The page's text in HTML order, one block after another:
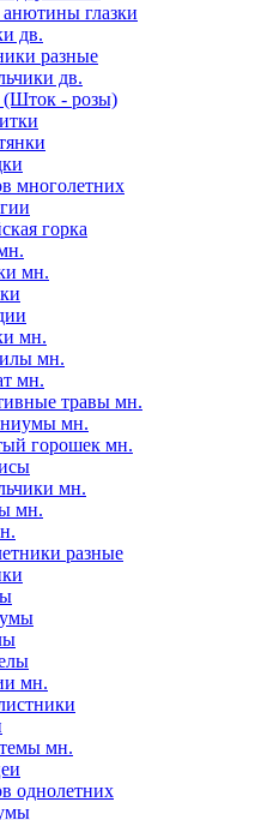
глазки
дв.
разные
дв.
(Шток - розы)
многолетних
горка
мн.
мн.
мн.
мн.
травы мн.
мн.
горошек мн.
мн.
мн.
разные
мн.
мн.
однолетних